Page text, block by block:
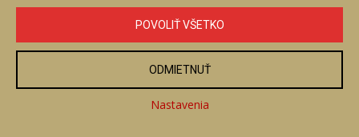
Voľný predaj
900 €
POVOLIŤ VŠETKO
ODMIETNUŤ
Nastavenia